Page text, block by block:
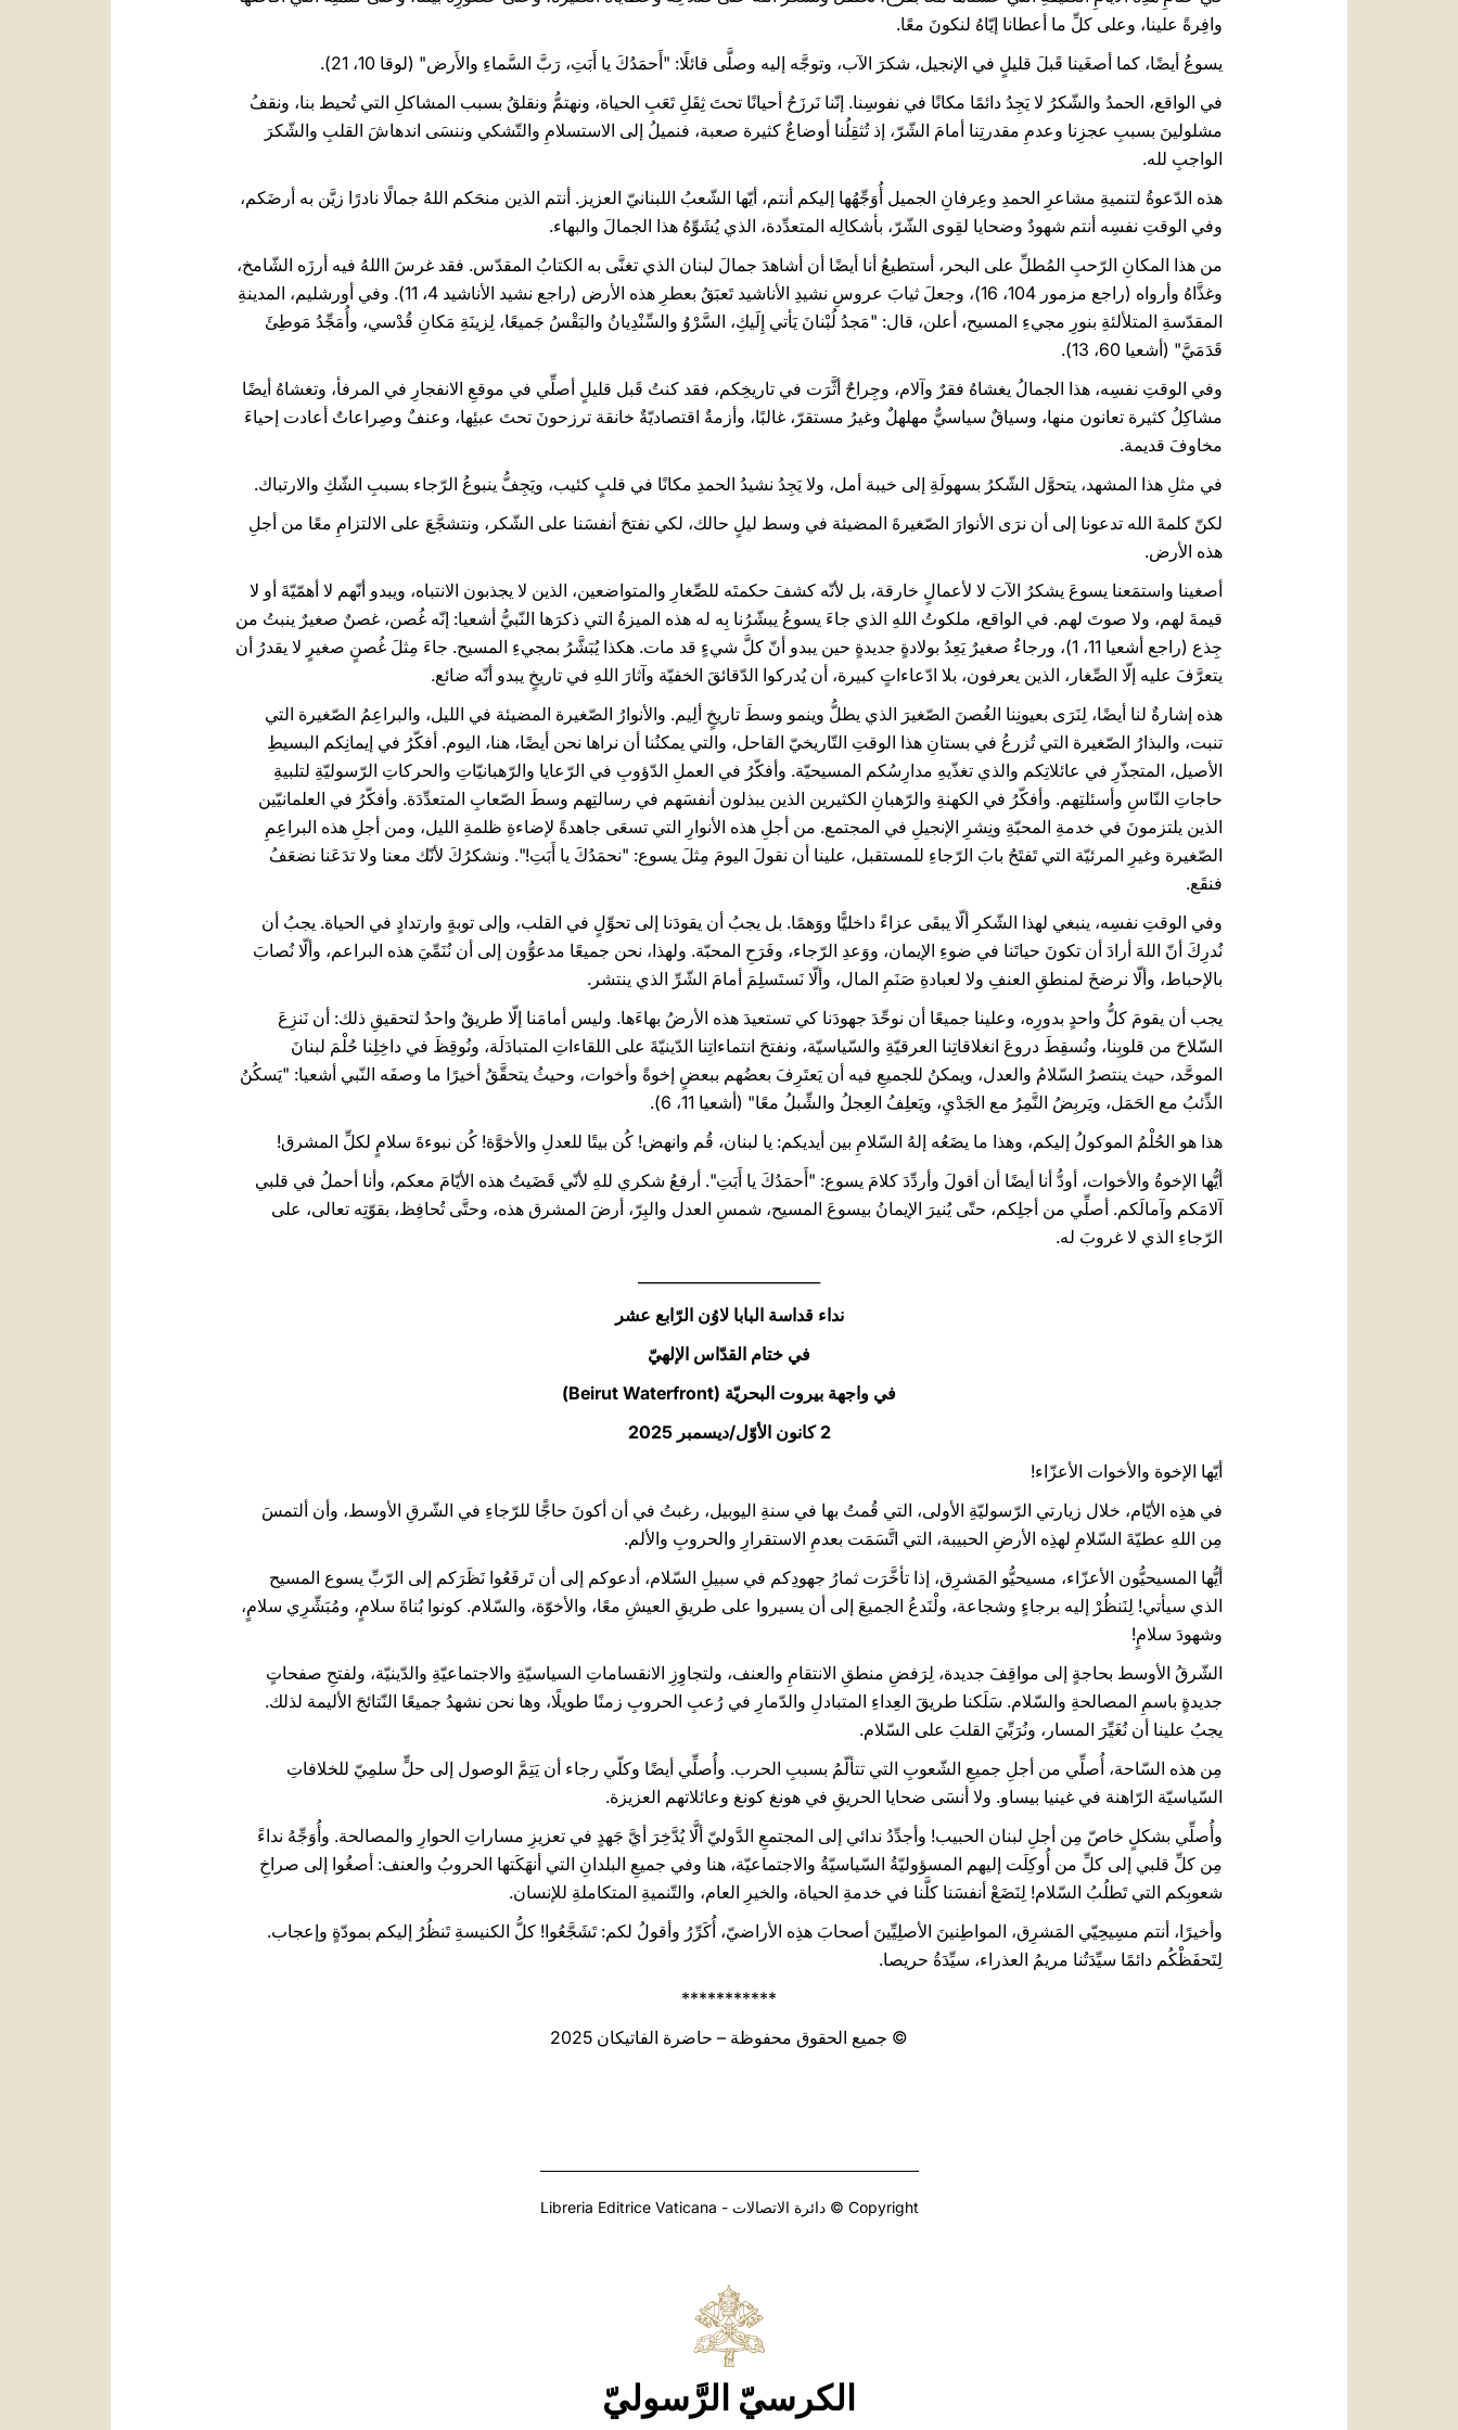
وافِرةً علينا، وعلى كلِّ ما أعطانا إيّاهُ لنكونَ معًا.
يسوعُ أيضًا، كما أصغَينا قَبلَ قليلٍ في الإنجيل، شكرَ الآب، وتوجَّه إليه وصلَّى قائلًا: "أَحمَدُكَ يا أَبَتِ، رَبَّ السَّماءِ والأَرض" (لوقا 10، 21).
في الواقع، الحمدُ والشّكرُ لا يَجِدُ دائمًا مكانًا في نفوسِنا. إنّنا نَرزَحُ أحيانًا تحتَ ثِقَلِ تَعَبِ الحياة، ونهتمُّ ونقلقُ بسبب المشاكلِ التي تُحيط بنا، ونقفُ
مشلولينَ بسببِ عجزِنا وعدمِ مقدرتِنا أمامَ الشّرّ، إذ تُثقِلُنا أوضاعٌ كثيرة صعبة، فنميلُ إلى الاستسلامِ والتّشكي وننسَى اندهاشَ القلبِ والشّكرَ
الواجبِ لله.
هذه الدّعوةُ لتنميةِ مشاعرِ الحمدِ وعِرفانِ الجميل أُوَجِّهُها إليكم أنتم، أيّها الشّعبُ اللبنانيّ العزيز. أنتم الذين منحَكم اللهُ جمالًا نادرًا زيَّن به أرضَكم،
وفي الوقتِ نفسِه أنتم شهودٌ وضحايا لقِوى الشّرّ، بأشكالِه المتعدِّدة، الذي يُشَوِّهُ هذا الجمالَ والبهاء.
من هذا المكانِ الرّحبِ المُطلِّ على البحر، أستطيعُ أنا أيضًا أن أشاهدَ جمالَ لبنان الذي تغنَّى به الكتابُ المقدّس. فقد غرسَ االلهُ فيه أرزَه الشّامخ،
وغذَّاهُ وأرواه (راجع مزمور 104، 16)، وجعلَ ثيابَ عروسِ نشيدِ الأناشيد تَعبَقُ بعطرِ هذه الأرض (راجع نشيد الأناشيد 4، 11). وفي أورشليم، المدينةِ
المقدّسةِ المتلألئةِ بنورِ مجيءِ المسيح، أعلن، قال: "مَجدُ لُبْنانَ يَأتي إِلَيكِ، السَّرْوُ والسِّنْدِيانُ والبَقْسُ جَميعًا، لِزينَةِ مَكانِ قُدْسي، وأُمَجِّدُ مَوطِئَ
قَدَمَيَّ" (أشعيا 60، 13).
وفي الوقتِ نفسِه، هذا الجمالُ يغشاهُ فقرٌ وآلام، وجِراحٌ أثَّرَت في تاريخِكم، فقد كنتُ قَبل قليلٍ أصلِّي في موقعِ الانفجارِ في المرفأ، وتغشاهُ أيضًا
مشاكِلُ كثيرة تعانون منها، وسياقٌ سياسيٌّ مهلهلٌ وغيرُ مستقرّ، غالبًا، وأزمةٌ اقتصاديّةٌ خانقة ترزحونَ تحتَ عبئِها، وعنفٌ وصِراعاتٌ أعادت إحياءَ
مخاوفَ قديمة.
في مثلِ هذا المشهد، يتحوَّل الشّكرُ بسهولَةِ إلى خيبة أمل، ولا يَجِدُ نشيدُ الحمدِ مكانًا في قلبٍ كئيب، ويَجِفُّ ينبوعُ الرّجاء بسببِ الشّكِ والارتباك.
لكنّ كلمةَ الله تدعونا إلى أن نرَى الأنوارَ الصّغيرةَ المضيئة في وسط ليلٍ حالك، لكي نفتحَ أنفسَنا على الشّكر، ونتشجَّعَ على الالتزامِ معًا من أجلِ
هذه الأرض.
أصغينا واستمَعنا يسوعَ يشكرُ الآبَ لا لأعمالٍ خارقة، بل لأنّه كشفَ حكمتَه للصِّغارِ والمتواضعين، الذين لا يجذبون الانتباه، ويبدو أنّهم لا أهمّيّةَ أو لا
قيمةَ لهم، ولا صوتَ لهم. في الواقع، ملكوتُ اللهِ الذي جاءَ يسوعُ يبشّرُنا بِه له هذه الميزةُ التي ذكرَها النّبيُّ أشعيا: إنّه غُصن، غصنٌ صغيرٌ ينبتُ من
جِذع (راجع أشعيا 11، 1)، ورجاءٌ صغيرٌ يَعِدُ بولادةٍ جديدةٍ حين يبدو أنّ كلَّ شيءٍ قد مات. هكذا يُبَشَّرُ بمجيءِ المسيح. جاءَ مِثلَ غُصنٍ صغيرٍ لا يقدرُ أن
يتعرَّفَ عليه إلّا الصِّغار، الذين يعرفون، بلا ادّعاءاتٍ كبيرة، أن يُدركوا الدّقائقَ الخفيّة وآثارَ اللهِ في تاريخٍ يبدو أنّه ضائع.
هذه إشارةٌ لنا أيضًا، لِنَرَى بعيونِنا الغُصنَ الصّغيرَ الذي يطلُّ وينمو وسطَ تاريخٍ ألِيم. والأنوارُ الصّغيرة المضيئة في الليل، والبراعِمُ الصّغيرة التي
تنبت، والبذارُ الصّغيرة التي تُزرعُ في بستانِ هذا الوقتِ التّاريخيّ القاحل، والتي يمكنُنا أن نراها نحن أيضًا، هنا، اليوم. أفكّرُ في إيمانِكم البسيطِ
الأصيل، المتجذّرِ في عائلاتِكم والذي تغذّيهِ مدارِسُكم المسيحيّة. وأفكّرُ في العملِ الدّؤوبِ في الرّعايا والرّهبانيّاتِ والحركاتِ الرّسوليّةِ لتلبيةِ
حاجاتِ النّاسِ وأسئلتِهم. وأفكّرُ في الكهنةِ والرّهبانِ الكثيرين الذين يبذلون أنفسَهم في رسالتِهم وسطَ الصّعابِ المتعدِّدَة. وأفكّرُ في العلمانيّين
الذين يلتزمونَ في خدمةِ المحبّةِ ونِشرِ الإنجيلِ في المجتمع. من أجلِ هذه الأنوارِ التي تسعَى جاهدةً لإضاءةِ ظلمةِ الليل، ومن أجلِ هذه البراعِمِ
الصّغيرة وغيرِ المرئيّة التي تَفتَحُ بابَ الرّجاءِ للمستقبل، علينا أن نقولَ اليومَ مِثلَ يسوع: "نحمَدُكَ يا أَبَتِ!". ونشكرُكَ لأنّك معنا ولا تدَعَنا نضعَفُ
فنقَع.
وفي الوقتِ نفسِه، ينبغي لهذا الشّكرِ ألّا يبقَى عزاءً داخليًّا ووَهمًا. بل يجبُ أن يقودَنا إلى تحوِّلٍ في القلب، وإلى توبةٍ وارتدادٍ في الحياة. يجبُ أن
نُدرِكَ أنّ اللهَ أرادَ أن تكونَ حياتَنا في ضوءِ الإيمان، ووَعدِ الرّجاء، وفَرَحِ المحبّة. ولهذا، نحن جميعًا مدعوُّون إلى أن نُنَمِّيَ هذه البراعم، وألّا نُصابَ
بالإحباط، وألّا نرضخَ لمنطقِ العنفِ ولا لعبادةِ صَنَمِ المال، وألّا نَستَسلِمَ أمامَ الشّرِّ الذي ينتشر.
يجب أن يقومَ كلُّ واحدٍ بدورِه، وعلينا جميعًا أن نوحِّدَ جهودَنا كي تستعيدَ هذه الأرضُ بهاءَها. وليس أمامَنا إلّا طريقٌ واحدٌ لتحقيقِ ذلك: أن نَنزِعَ
السّلاحَ من قلوبِنا، ونُسقِطَ دروعَ انغلاقاتِنا العرقيّةِ والسّياسيّة، ونفتحَ انتماءاتِنا الدّينيّةَ على اللقاءاتِ المتبادَلَة، ونُوقِظَ في داخِلِنا حُلْمَ لبنانَ
الموحَّد، حيث ينتصرُ السّلامُ والعدل، ويمكنُ للجميعِ فيه أن يَعتَرِفَ بعضُهم ببعضٍ إخوةً وأخوات، وحيثُ يتحقَّقُ أخيرًا ما وصفَه النّبي أشعيا: "يَسكُنُ
الذِّئبُ مع الحَمَل، ويَربِضُ النَّمِرُ مع الجَدْيِ، ويَعلِفُ العِجلُ والشِّبلُ معًا" (أشعيا 11، 6).
هذا هو الحُلْمُ الموكولُ إليكم، وهذا ما يضَعُه إلهُ السّلامِ بين أيديكم: يا لبنان، قُم وانهض! كُن بيتًا للعدلِ والأخوَّة! كُن نبوءةَ سلامٍ لكلِّ المشرق!
أيُّها الإخوةُ والأخوات، أودُّ أنا أيضًا أن أقولَ وأردِّدَ كلامَ يسوع: "أَحمَدُكَ يا أَبَتِ". أرفعُ شكري للهِ لأنّي قَضَيتُ هذه الأيّامَ معكم، وأنا أحملُ في قلبي
آلامَكم وآمالَكم. أصلِّي من أجلِكم، حتّى يُنيرَ الإيمانُ بيسوعَ المسيح، شمسِ العدل والبِرّ، أرضَ المشرق هذه، وحتَّى تُحافِظ، بقوّتِه تعالى، على
الرّجاءِ الذي لا غروبَ له.
نداء قداسة البابا لاوُن الرّابع عشر
في ختام القدّاس الإلهيّ
في واجهة بيروت البحريّة (Beirut Waterfront)
2 كانون الأوّل/ديسمبر 2025
أيّها الإخوة والأخوات الأعزّاء!
في هذِه الأيّام، خلال زيارتي الرّسوليّةِ الأولى، التي قُمتُ بها في سنةِ اليوبيل، رغبتُ في أن أكونَ حاجًّا للرّجاءِ في الشّرقِ الأوسط، وأن ألتمسَ
مِن اللهِ عطيّةَ السّلامِ لهذِه الأرضِ الحبيبة، التي اتَّسَمَت بعدمِ الاستقرارِ والحروبِ والألم.
أيُّها المسيحيُّون الأعزّاء، مسيحيُّو المَشرِق، إذا تأخَّرَت ثمارُ جهودِكم في سبيلِ السّلام، أدعوكم إلى أن تَرفَعُوا نَظَرَكم إلى الرّبِّ يسوع المسيح
الذي سيأتي! لِنَنظُرْ إليه برجاءٍ وشجاعة، ولْنَدعُ الجميعَ إلى أن يسيروا على طريقِ العيشِ معًا، والأخوّة، والسّلام. كونوا بُناةَ سلامٍ، ومُبَشِّرِي سلامٍ،
وشهودَ سلامٍ!
الشّرقُ الأوسط بحاجةٍ إلى مواقِفَ جديدة، لِرَفضِ منطقِ الانتقامِ والعنف، ولتجاوِزِ الانقساماتِ السياسيّةِ والاجتماعيّةِ والدّينيّة، ولفتحِ صفحاتٍ
جديدةٍ باسمِ المصالحةِ والسّلام. سَلَكنا طريقَ العِداءِ المتبادلِ والدّمارِ في رُعبِ الحروبِ زمنًا طويلًا، وها نحن نشهدُ جميعًا النّتائجَ الأليمة لذلك.
يجبُ علينا أن نُغَيِّرَ المسار، ونُرَبِّيَ القلبَ على السّلام.
مِن هذه السّاحة، أُصلِّي من أجلِ جميعِ الشّعوبِ التي تتألّمُ بسببِ الحرب. وأُصلِّي أيضًا وكلّي رجاء أن يَتِمَّ الوصول إلى حلٍّ سلمِيّ للخلافاتِ
السّياسيّة الرّاهنة في غينيا بيساو. ولا أنسَى ضحايا الحريقِ في هونغ كونغ وعائلاتهم العزيزة.
وأُصلِّي بشكلٍ خاصّ مِن أجلِ لبنان الحبيب! وأجدِّدُ ندائي إلى المجتمعِ الدَّوليّ ألَّا يُدَّخِرَ أيَّ جَهدٍ في تعزيزِ مساراتِ الحوارِ والمصالحة. وأُوَجِّهُ نداءً
مِن كلِّ قلبي إلى كلِّ من أُوكِلَت إليهم المسؤوليّةُ السّياسيّةُ والاجتماعيّة، هنا وفي جميعِ البلدانِ التي أنهَكَتها الحروبُ والعنف: أصغُوا إلى صراخِ
شعوبِكم التي تَطلُبُ السّلام! لِنَضَعْ أنفسَنا كلَّنا في خدمةِ الحياة، والخيرِ العام، والتّنميةِ المتكاملةِ للإنسان.
وأخيرًا، أنتم مسِيحِيّي المَشرِق، المواطِنينَ الأصلِيِّينَ أصحابَ هذِه الأراضيّ، أُكَرِّرُ وأقولُ لكم: تَشَجَّعُوا! كلُّ الكنيسةِ تَنظُرُ إليكم بمودّةٍ وإعجاب.
لِتَحفَظْكُم دائمًا سيِّدَتُنا مريمُ العذراء، سيِّدَةُ حريصا.
***********
© جميع الحقوق محفوظة – حاضرة الفاتيكان 2025
Copyright © دائرة الاتصالات - Libreria Editrice Vaticana
الكرسيّ الرَّسوليّ